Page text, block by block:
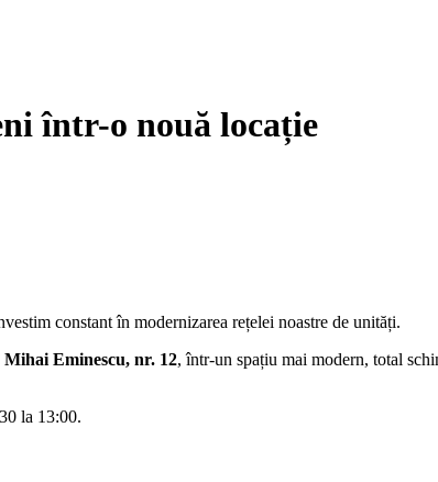
într-o nouă locație
constant în modernizarea rețelei noastre de unități.
Mihai Eminescu, nr. 12, într-un spațiu mai modern, total
la 13:00.